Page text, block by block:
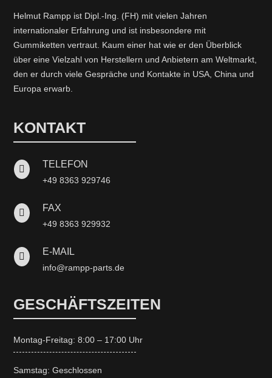
Helmut Rampp ist Dipl.-Ing. (FH) mit vielen Jahren
internationaler Erfahrung und ist insbesondere mit
Gummiketten vertraut. Kaum einer hat wie er den Überblick
über eine Vielzahl von Herstellern und Anbietern am Weltmarkt,
den er durch viele Gespräche und Kontakte in USA, China und
Europa erwarb.
KONTAKT
 TELEFON
+49 8363 929746
 FAX
+49 8363 929932
 E-MAIL
info@rampp-parts.de
GESCHÄFTSZEITEN
Montag-Freitag: 8:00 – 17:00 Uhr
Samstag: Geschlossen